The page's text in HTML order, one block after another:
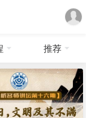
推荐